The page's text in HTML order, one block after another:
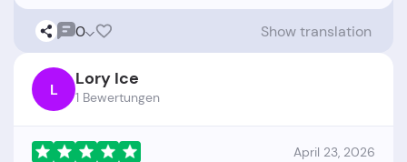
0 Show translation
L Lory Ice
1 Bewertungen
April 23, 2026